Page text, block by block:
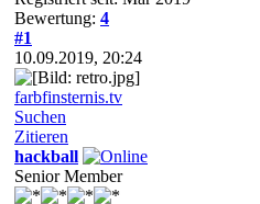
Bewertung: 4
#1
10.09.2019, 20:24
farbfinsternis.tv
Suchen
Zitieren
hackball
Senior Member